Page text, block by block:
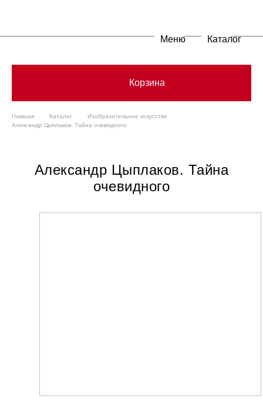
Меню Каталог
Корзина
Главная Каталог
Изобразительное искусство
Александр Цыплаков. Тайна очевидного
Александр Цыплаков. Тайна
очевидного